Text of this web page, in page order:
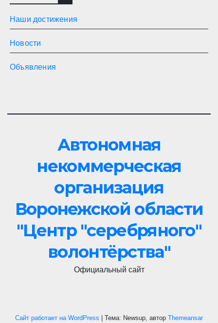
Наши достижения
Новости
Объявления
Автономная
некоммерческая
организация
Воронежской области
"Центр "cеребряного"
волонтёрства"
Официальный сайт
Сайт работает на WordPress Тема: Newsup, автор Themeansar